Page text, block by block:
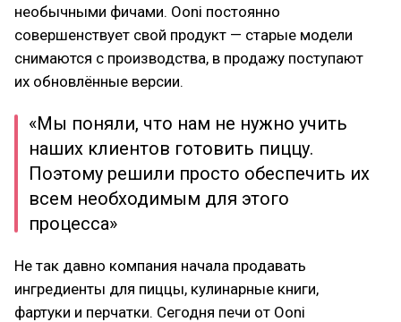
необычными фичами. Ooni постоянно
совершенствует свой продукт — старые модели
снимаются с производства, в продажу поступают
их обновлённые версии.
«Мы поняли, что нам не нужно учить
наших клиентов готовить пиццу.
Поэтому решили просто обеспечить их
всем необходимым для этого
процесса»
Не так давно компания начала продавать
ингредиенты для пиццы, кулинарные книги,
фартуки и перчатки. Сегодня печи от Ooni